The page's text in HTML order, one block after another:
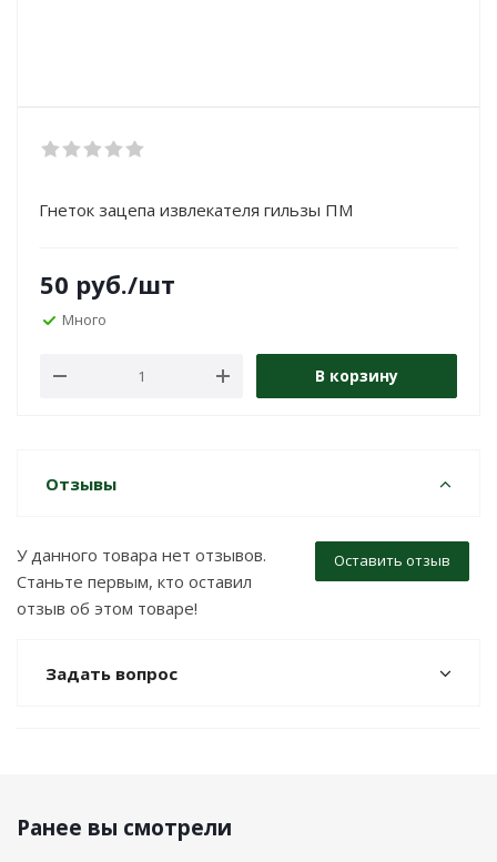
Гнеток зацепа извлекателя гильзы ПМ
50 руб./шт
Много
В корзину
Отзывы
Оставить отзыв
У данного товара нет отзывов.
Станьте первым, кто оставил
отзыв об этом товаре!
Задать вопрос
Ранее вы смотрели